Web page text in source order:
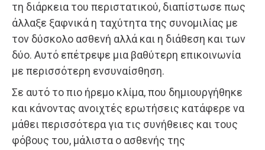
τη διάρκεια του περιστατικού, διαπίστωσε πως
άλλαξε ξαφνικά η ταχύτητα της συνομιλίας με
τον δύσκολο ασθενή αλλά και η διάθεση και των
δύο. Αυτό επέτρεψε μια βαθύτερη επικοινωνία
με περισσότερη ενσυναίσθηση.
Σε αυτό το πιο ήρεμο κλίμα, που δημιουργήθηκε
και κάνοντας ανοιχτές ερωτήσεις κατάφερε να
μάθει περισσότερα για τις συνήθειες και τους
φόβους του, μάλιστα ο ασθενής της